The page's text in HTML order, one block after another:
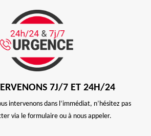
7J/7 ET 24H/24
intervenons dans l’immédiat, n’hésitez pas
via le formulaire ou à nous appeler.